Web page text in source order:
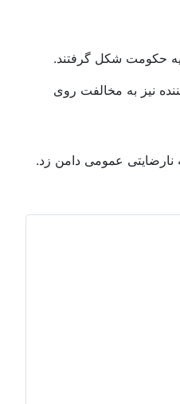
حکومت شکل گرفتند.
نیز به مخالفت روی
عمومی دامن زد.